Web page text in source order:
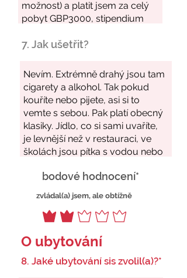
7. Jak ušetřit?
bodové hodnocení*
zvládal(a) jsem, ale obtížně
O ubytování
8. Jaké ubytování sis zvolil(a)?*